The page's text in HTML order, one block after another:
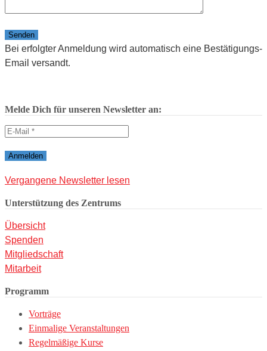
Bitte lasse dieses Feld leer.
Bei erfolgter Anmeldung wird automatisch eine Bestätigungs-
Email versandt.
Melde Dich für unseren Newsletter an:
Vergangene Newsletter lesen
Unterstützung des Zentrums
Übersicht
Spenden
Mitgliedschaft
Mitarbeit
Programm
Vorträge
Einmalige Veranstaltungen
Regelmäßige Kurse